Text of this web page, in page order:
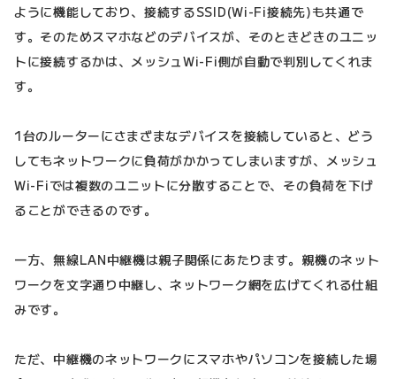
ように機能しており、接続するSSID(Wi-Fi接続先)も共通で
す。そのためスマホなどのデバイスが、そのときどきのユニッ
トに接続するかは、メッシュWi-Fi側が自動で判別してくれま
す。
1台のルーターにさまざまなデバイスを接続していると、どう
してもネットワークに負荷がかかってしまいますが、メッシュ
Wi-Fiでは複数のユニットに分散することで、その負荷を下げ
ることができるのです。
一方、無線LAN中継機は親子関係にあたります。親機のネット
ワークを文字通り中継し、ネットワーク網を広げてくれる仕組
みです。
ただ、中継機のネットワークにスマホやパソコンを接続した場